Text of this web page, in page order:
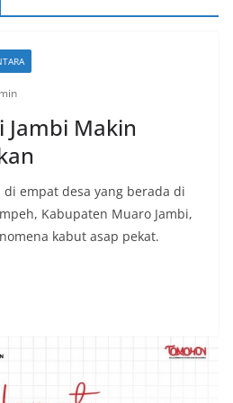
Jambi Makin
di empat desa yang berada di
Kabupaten Muaro Jambi,
kabut asap pekat.